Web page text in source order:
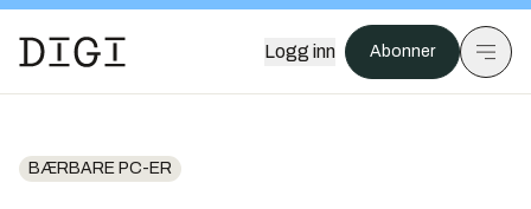
Logg inn Abonner
BÆRBARE PC-ER